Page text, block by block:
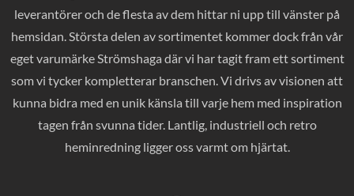
leverantörer och de flesta av dem hittar ni upp till vänster på
hemsidan. Största delen av sortimentet kommer dock från vår
eget varumärke Strömshaga där vi har tagit fram ett sortiment
som vi tycker kompletterar branschen. Vi drivs av visionen att
kunna bidra med en unik känsla till varje hem med inspiration
tagen från svunna tider. Lantlig, industriell och retro
heminredning ligger oss varmt om hjärtat.